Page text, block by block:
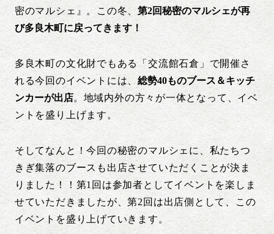
密のマルシェ』。この冬、第2回秘密のマルシェが再
び多良木町に戻ってきます！
多良木町の文化財でもある「交流館石倉」で開催さ
れる今回のイベントには、総勢40ものブース＆キッチ
ンカーが出店。地域内外の方々が一体となって、イベ
ントを盛り上げます。
そしてなんと！今回の秘密のマルシェに、私たちつ
きぎ集落のブースも出店させていただくことが決ま
りました！！第1回は参加者としてイベントを楽しま
せていただきましたが、第2回は出店側として、この
イベントを盛り上げていきます。